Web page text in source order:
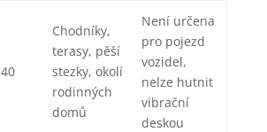
40
Chodníky,
terasy, pěší
stezky, okolí
rodinných
domů
Není určena
pro pojezd
vozidel,
nelze hutnit
vibrační
deskou